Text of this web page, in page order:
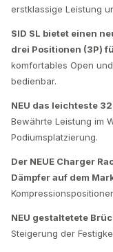
erstklassige Leistung
SID SL bietet einen
drei Positionen (3P)
komfortables Open
bedienbar.
NEU das leichteste
Bewährte Leistung im
Podiumsplatzierung.
Der NEUE Charger
Dämpfer auf dem
NEU gestaltetete
Steigerung der